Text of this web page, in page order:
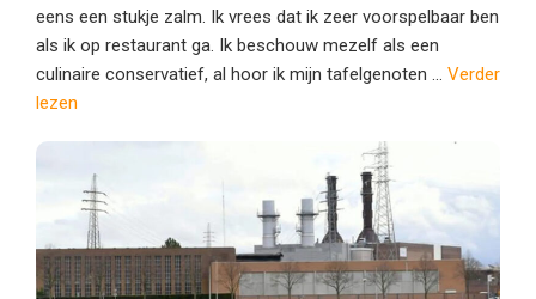
eens een stukje zalm. Ik vrees dat ik zeer voorspelbaar ben
als ik op restaurant ga. Ik beschouw mezelf als een
culinaire conservatief, al hoor ik mijn tafelgenoten ... Verder
lezen